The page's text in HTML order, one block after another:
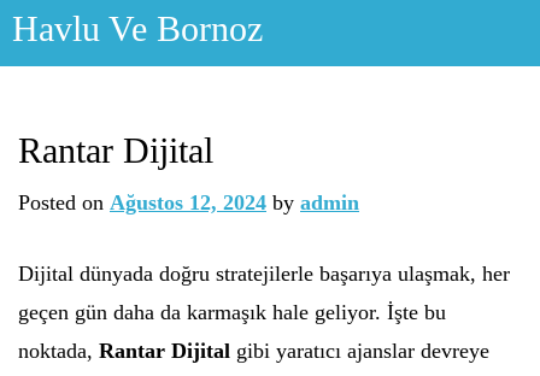
Skip
Havlu Ve Bornoz
Rantar Dijital
Posted on Ağustos 12, 2024 by admin
Dijital dünyada doğru stratejilerle başarıya ulaşmak, her
geçen gün daha da karmaşık hale geliyor. İşte bu
noktada, Rantar Dijital gibi yaratıcı ajanslar devreye